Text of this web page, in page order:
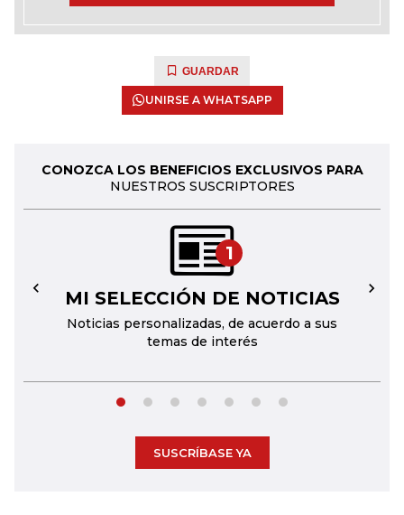
GUARDAR
UNIRSE A WHATSAPP
CONOZCA LOS BENEFICIOS EXCLUSIVOS PARA
NUESTROS SUSCRIPTORES
1
MI SELECCIÓN DE NOTICIAS
Noticias personalizadas, de acuerdo a sus
temas de interés
← →
SUSCRÍBASE YA